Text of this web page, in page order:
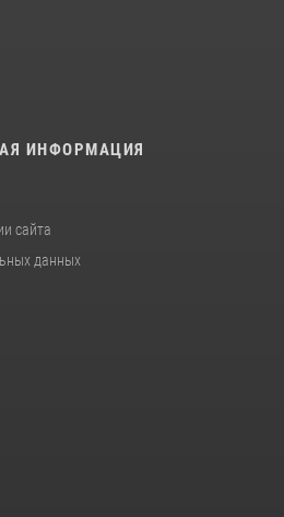
ИНФОРМАЦИЯ
сайта
данных